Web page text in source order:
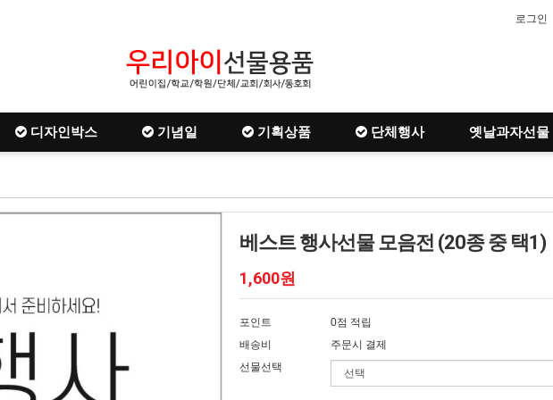
로그인
디자인박스 기념일 기획상품 단체행사 옛날과자선물
베스트 행사선물 모음전 (20종 중 택1)
1,600원
포인트
0점 적립
배송비
주문시 결제
선물선택